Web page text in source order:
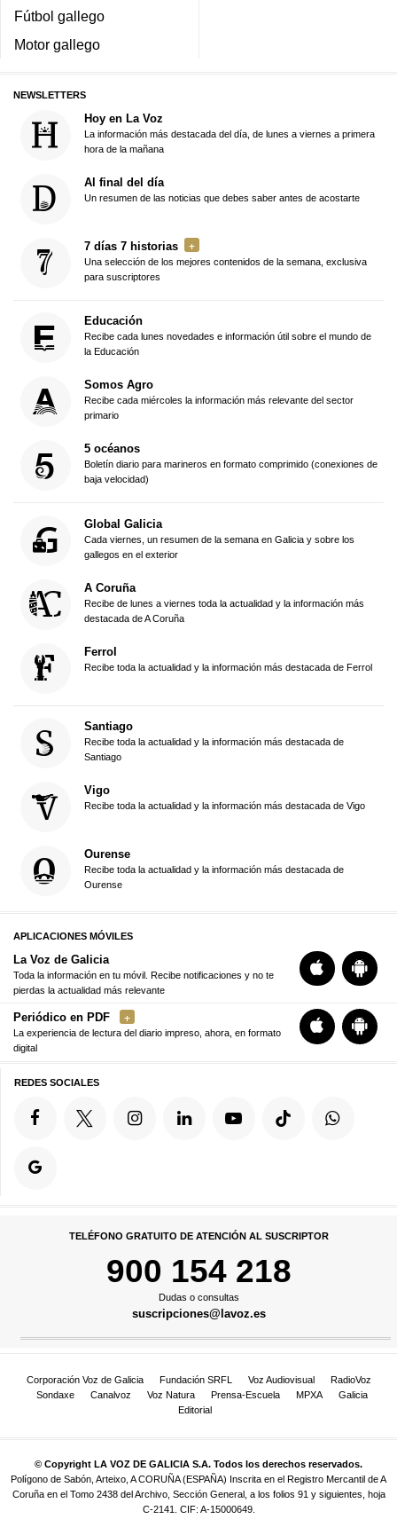
Fútbol gallego
Motor gallego
NEWSLETTERS
Hoy en La Voz
La información más destacada del día, de lunes a viernes a primera
hora de la mañana
Al final del día
Un resumen de las noticias que debes saber antes de acostarte
7 días 7 historias
Una selección de los mejores contenidos de la semana, exclusiva
para suscriptores
Educación
Recibe cada lunes novedades e información útil sobre el mundo de
la Educación
Somos Agro
Recibe cada miércoles la información más relevante del sector
primario
5 océanos
Boletín diario para marineros en formato comprimido (conexiones de
baja velocidad)
Global Galicia
Cada viernes, un resumen de la semana en Galicia y sobre los
gallegos en el exterior
A Coruña
Recibe de lunes a viernes toda la actualidad y la información más
destacada de A Coruña
Ferrol
Recibe toda la actualidad y la información más destacada de Ferrol
Santiago
Recibe toda la actualidad y la información más destacada de
Santiago
Vigo
Recibe toda la actualidad y la información más destacada de Vigo
Ourense
Recibe toda la actualidad y la información más destacada de
Ourense
APLICACIONES MÓVILES
La Voz de Galicia
Toda la información en tu móvil. Recibe notificaciones y no te
pierdas la actualidad más relevante
Periódico en PDF
La experiencia de lectura del diario impreso, ahora, en formato
digital
REDES SOCIALES
TELÉFONO GRATUITO DE ATENCIÓN AL SUSCRIPTOR
900 154 218
Dudas o consultas
suscripciones@lavoz.es
Corporación Voz de Galicia Fundación SRFL Voz Audiovisual
RadioVoz
Sondaxe
Canalvoz Voz Natura Prensa-Escuela MPXA
Galicia
Editorial
© Copyright LA VOZ DE GALICIA S.A. Todos los derechos reservados.
Polígono de Sabón, Arteixo, A CORUÑA (ESPAÑA) Inscrita en el Registro Mercantil de A
Coruña en el Tomo 2438 del Archivo, Sección General, a los folios 91 y siguientes, hoja
C-2141. CIF: A-15000649.